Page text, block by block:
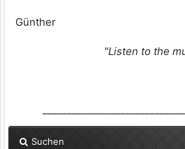
Günther
"Listen to the
Suchen